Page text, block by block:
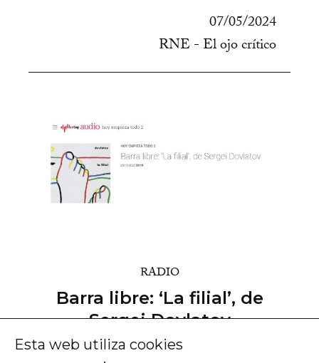
07/05/2024
RNE - El ojo crítico
RADIO
Barra libre: ‘La filial’, de
Sergei Dovlatov
Esta web utiliza cookies